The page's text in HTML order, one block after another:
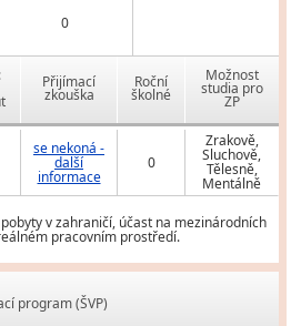
0
Přijímací
zkouška
Roční
školné
Možnost
studia pro
ZP
se nekoná -
další
informace
0
Zrakově,
Sluchově,
Tělesně,
Mentálně
v zahraničí, účast na mezinárodních
pracovním prostředí.
program (ŠVP)